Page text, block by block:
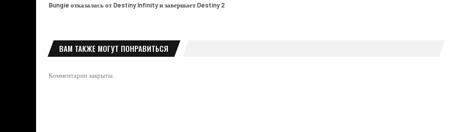
Bungie отказалась от Destiny Infinity и завершает Destiny 2
ВАМ ТАКЖЕ МОГУТ ПОНРАВИТЬСЯ
Комментарии закрыты.